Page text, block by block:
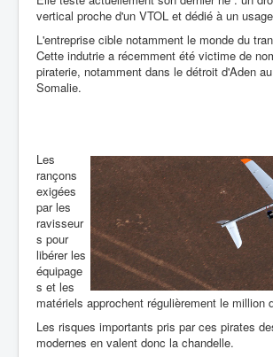
vertical proche d'un VTOL et dédié à un
L'entreprise cible notamment le monde du
Cette indutrie a récemment été victime de
piraterie, notamment dans le détroit d'Aden
Somalie.
Les
rançons
exigées
par les
ravisseur
s pour
libérer les
équipage
s et les
matériels approchent régulièrement le million
Les risques importants pris par ces pirates
modernes en valent donc la chandelle.